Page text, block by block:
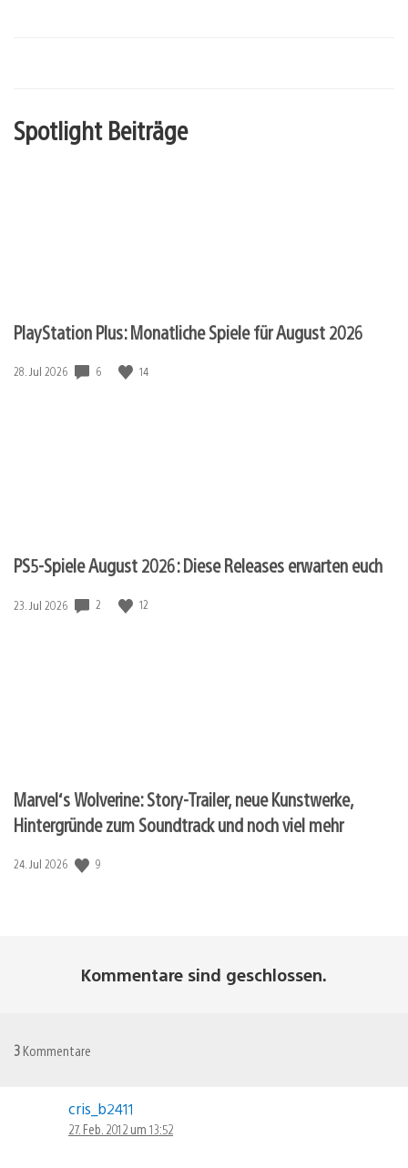
Spotlight Beiträge
PlayStation Plus: Monatliche Spiele für August 2026
Veröffentlichungsdatum:
28. Jul 2026 6 14
PS5-Spiele August 2026: Diese Releases erwarten euch
Veröffentlichungsdatum:
23. Jul 2026 2 12
Marvel‘s Wolverine: Story-Trailer, neue Kunstwerke,
Hintergründe zum Soundtrack und noch viel mehr
Veröffentlichungsdatum:
24. Jul 2026 9
Kommentare sind geschlossen.
3 Kommentare
cris_b2411
27. Feb. 2012 um 13:52